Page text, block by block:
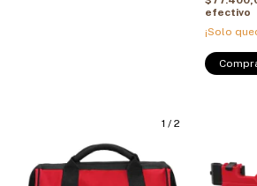
efectivo
¡Solo
1 / 2